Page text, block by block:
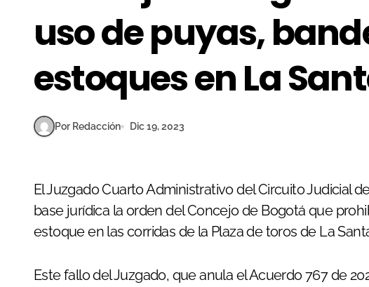
uso de puyas,
estoques en La
Por Redacción Dic 19, 2023
El Juzgado Cuarto Administrativo del Circuito Judicial de Bogotá ha emitido un fallo que deja sin
base jurídica la orden del Concejo de Bogotá que
estoque en las corridas de la Plaza de toros de La
Este fallo del Juzgado, que anula el Acuerdo 767 de